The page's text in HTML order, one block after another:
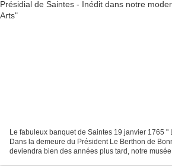
Le fabuleux banquet de Saintes 19 janvier 1765 "
Dans la demeure du Président Le Berthon de
deviendra bien des années plus tard, notre musée